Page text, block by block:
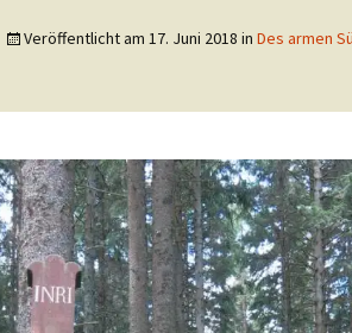
Veröffentlicht am 17. Juni 2018 in Des armen